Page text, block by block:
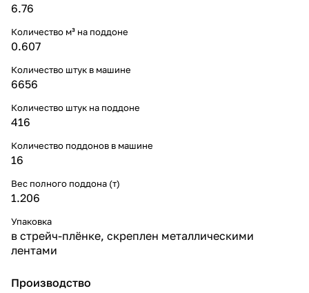
6.76
Количество м³ на поддоне
0.607
Количество штук в машине
6656
Количество штук на поддоне
416
Количество поддонов в машине
16
Вес полного поддона (т)
1.206
Упаковка
в стрейч-плёнке, скреплен металлическими
лентами
Производство